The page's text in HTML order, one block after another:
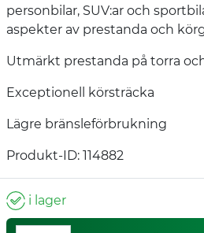
personbilar, SUV:ar och
aspekter av prestanda och
Utmärkt prestanda på torra
Exceptionell körsträcka
Lägre bränsleförbrukning
Produkt-ID: 114882
i lager